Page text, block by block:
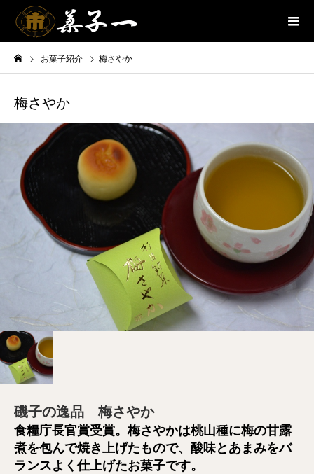
お菓子紹介 梅さやか
梅さやか
磯子の逸品 梅さやか
食糧庁長官賞受賞。梅さやかは桃山種に梅の甘露
煮を包んで焼き上げたもので、酸味とあまみをバ
ランスよく仕上げたお菓子です。